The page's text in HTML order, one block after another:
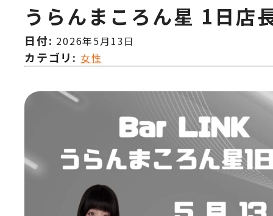
うらんまころん星 1日店
日付: 2026年5月13日
カテゴリ: 女性